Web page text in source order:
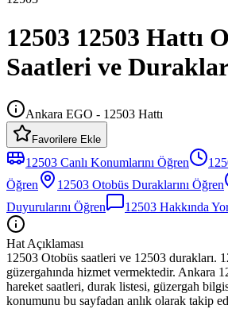
12503 12503 Hattı
Saatleri ve
Ankara EGO - 12503 Hattı
Favorilere Ekle
12503 Canlı Konumlarını Öğren
Öğren
12503 Otobüs Duraklarını Öğren
Duyurularını Öğren
12503 Hakkında
Hat Açıklaması
12503 Otobüs saatleri ve 12503 durakları.
güzergahında hizmet vermektedir. Ankara
hareket saatleri, durak listesi, güzergah
konumunu bu sayfadan anlık olarak takip